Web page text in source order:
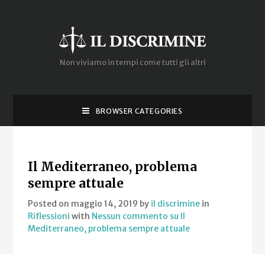
Non viviamo in tempi come tutti gli altri
BROWSER CATEGORIES
Il Mediterraneo, problema
sempre attuale
Posted on maggio 14, 2019 by il discrimine in
Riflessioni with Nessun commento su Il
Mediterraneo, problema sempre attuale